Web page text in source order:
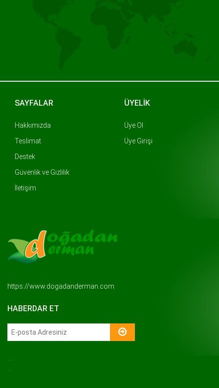
SAYFALAR
Hakkımızda
Teslimat
Destek
Güvenlik ve Gizlilik
İletişim
ÜYELİK
Üye Ol
Üye Girişi
..
https://www.dogadanderman.com
HABERDAR ET
....
...